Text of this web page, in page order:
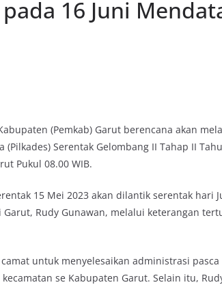
16 Juni
(Pemkab) Garut berencana akan
(Pilkades) Serentak Gelombang II Tahap II
Pukul 08.00 WIB.
15 Mei 2023 akan dilantik serentak hari
Rudy Gunawan, melalui keterangan
untuk menyelesaikan administrasi
se Kabupaten Garut. Selain itu,